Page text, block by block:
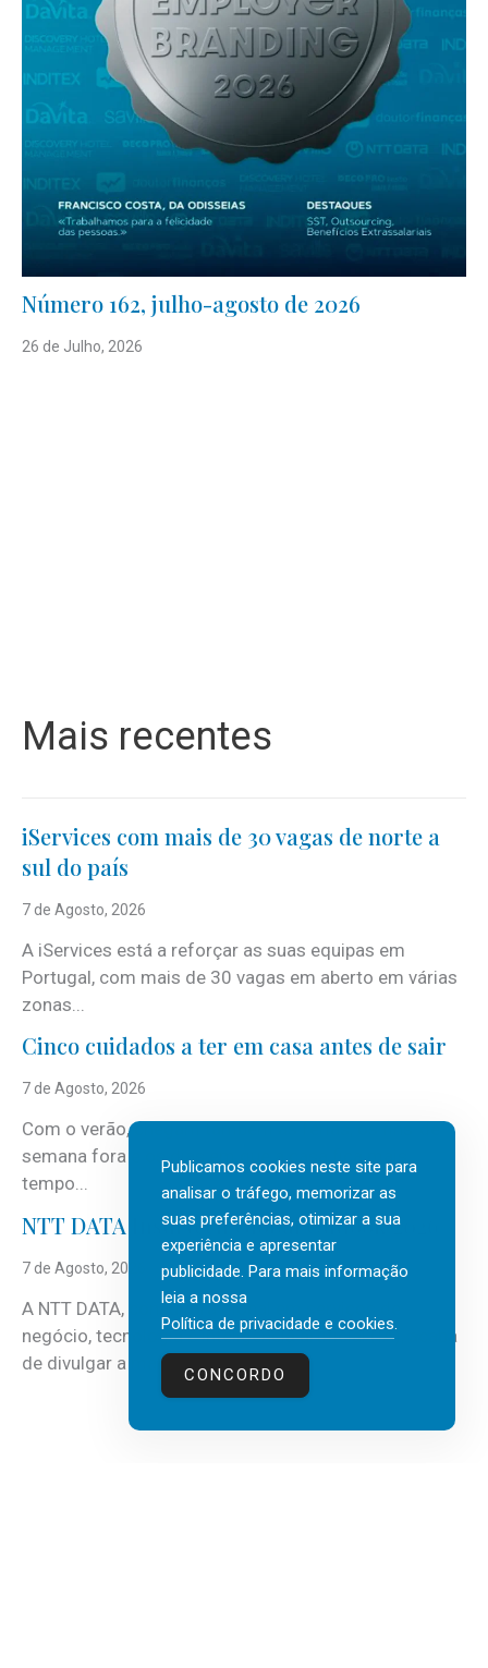
Número 162, julho-agosto de 2026
26 de Julho, 2026
Mais recentes
iServices com mais de 30 vagas de norte a
sul do país
7 de Agosto, 2026
A iServices está a reforçar as suas equipas em
Portugal, com mais de 30 vagas em aberto em várias
zonas...
Cinco cuidados a ter em casa antes de sair
7 de Agosto, 2026
Com o verão, chegam também as férias, os fins-de-
semana fora e os dias em que a casa fica mais
tempo...
NTT DATA Insurtech Global Outlook 2026
7 de Agosto, 2026
A NTT DATA, consultora global em serviços de
negócio, tecnologia e inteligência artificial (IA), acaba
de divulgar a mais recente...
Publicamos cookies neste site para
analisar o tráfego, memorizar as
suas preferências, otimizar a sua
experiência e apresentar
publicidade. Para mais informação
leia a nossa
Política de privacidade e cookies.
CONCORDO